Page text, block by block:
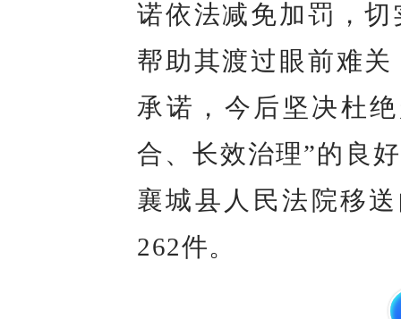
诺依法减免加罚，
帮助其渡过眼前难
承诺，今后坚决杜
合、长效治理”的良
襄城县人民法院移
262件。